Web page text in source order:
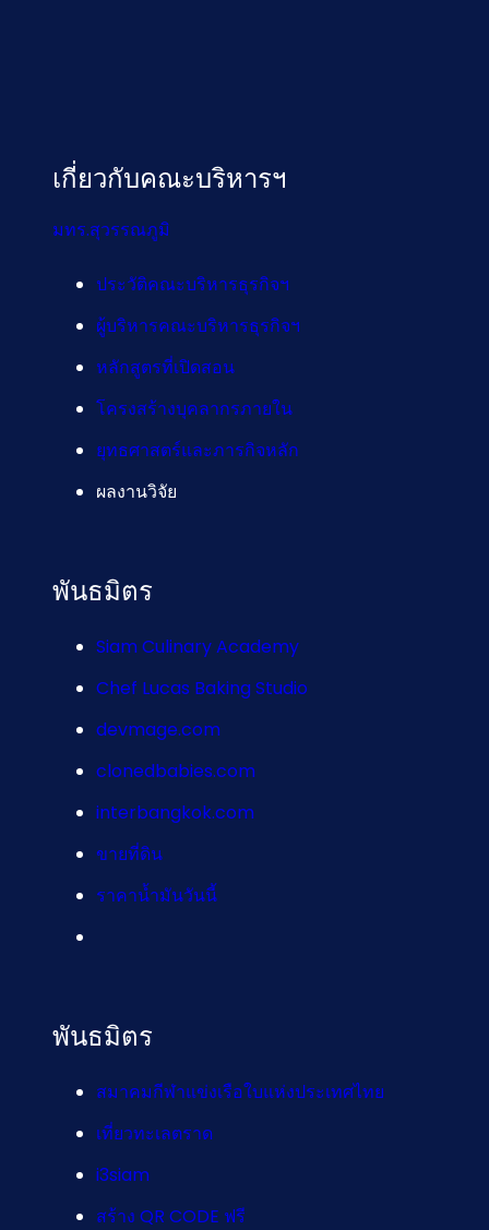
เกี่ยวกับคณะบริหารฯ
มทร.สุวรรณภูมิ
ประวัติคณะบริหารธุรกิจฯ
ผู้บริหารคณะบริหารธุรกิจฯ
หลักสูตรที่เปิดสอน
โครงสร้างบุคลากรภายใน
ยุทธศาสตร์และภารกิจหลัก
ผลงานวิจัย
พันธมิตร
Siam Culinary Academy
Chef Lucas Baking Studio
devmage.com
clonedbabies.com
interbangkok.com
ขายที่ดิน
ราคาน้ำมันวันนี้
พันธมิตร
สมาคมกีฬาแข่งเรือใบแห่งประเทศไทย
เที่ยวทะเลตราด
i3siam
สร้าง QR CODE ฟรี